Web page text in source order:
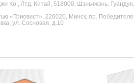
Ко., Лтд. Китай, 518000, Шэньчжэнь,
«Триовист», 220020, Минск, пр.
ул. Сосновая, д.10